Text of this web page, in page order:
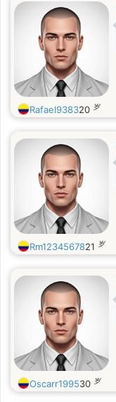
Rafael938320 岁
Rm1234567821 岁
Oscarr199530 岁